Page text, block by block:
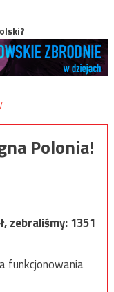
Polonia!
zebraliśmy:1351
funkcjonowania